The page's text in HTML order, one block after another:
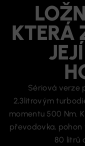
KTERÁ
Sériová verze
2,3litrovým
momentu 500 Nm.
převodovka, pohon
80 litrů